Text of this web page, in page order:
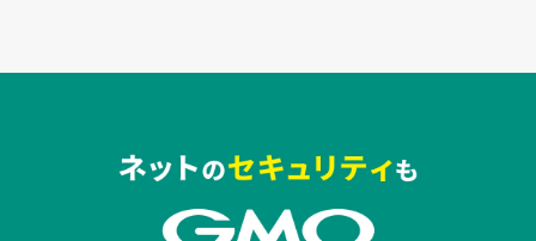
セキュリティキャンペーンでのバナー